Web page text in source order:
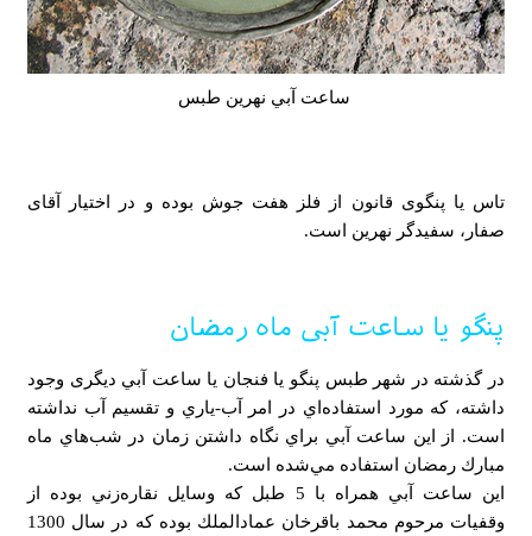
ساعت آبي نهرين طبس
تاس یا پنگوی قانون از فلز هفت جوش بوده و در اختیار آقای
صفار، سفیدگر نهرین است.
پنگو یا ساعت آبی ماه رمضان
در گذشته در شهر طبس پنگو يا فنجان يا ساعت آبي دیگری وجود
داشته، كه مورد استفاده‌اي در امر آب-ياري و تقسيم آب نداشته
است. از اين ساعت آبي براي نگاه داشتن زمان در شب‌هاي ماه
مبارك رمضان استفاده مي‌شده است.
اين ساعت آبي همراه با 5 طبل كه وسايل نقاره‌زني بوده از
وقفيات مرحوم محمد باقرخان عمادالملك بوده كه در سال 1300